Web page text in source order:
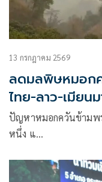
13 กรกฎาคม 2569
ลดมลพิษหมอก
ไทย-ลาว-เมียนม
ปัญหาหมอกควันข้ามพ
หนึ่ง แ…